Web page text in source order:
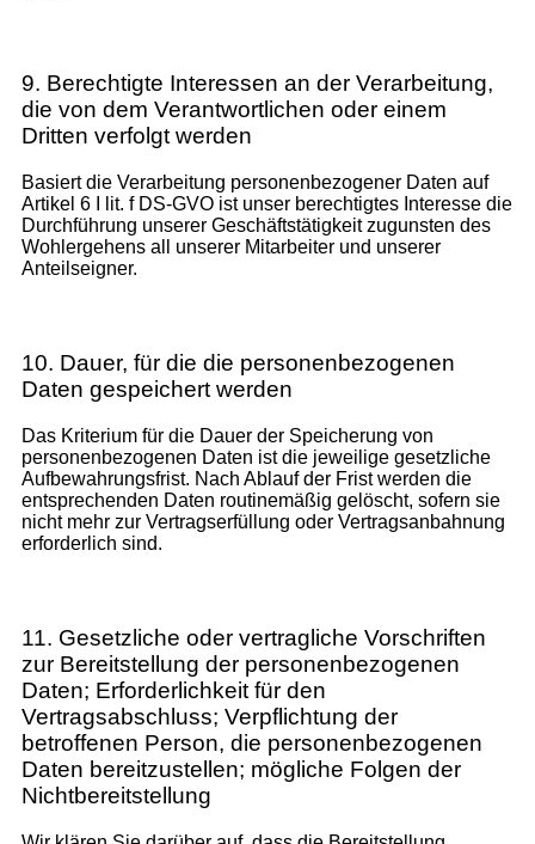
9. Berechtigte Interessen an der Verarbeitung,
die von dem Verantwortlichen oder einem
Dritten verfolgt werden
Basiert die Verarbeitung personenbezogener Daten auf
Artikel 6 I lit. f DS-GVO ist unser berechtigtes Interesse die
Durchführung unserer Geschäftstätigkeit zugunsten des
Wohlergehens all unserer Mitarbeiter und unserer
Anteilseigner.
10. Dauer, für die die personenbezogenen
Daten gespeichert werden
Das Kriterium für die Dauer der Speicherung von
personenbezogenen Daten ist die jeweilige gesetzliche
Aufbewahrungsfrist. Nach Ablauf der Frist werden die
entsprechenden Daten routinemäßig gelöscht, sofern sie
nicht mehr zur Vertragserfüllung oder Vertragsanbahnung
erforderlich sind.
11. Gesetzliche oder vertragliche Vorschriften
zur Bereitstellung der personenbezogenen
Daten; Erforderlichkeit für den
Vertragsabschluss; Verpflichtung der
betroffenen Person, die personenbezogenen
Daten bereitzustellen; mögliche Folgen der
Nichtbereitstellung